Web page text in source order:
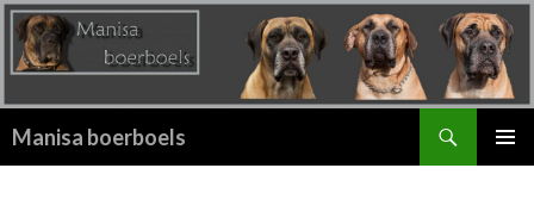
Manisa boerboels